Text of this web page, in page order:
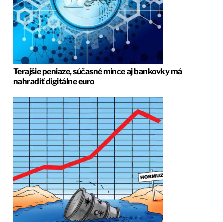
Terajšie peniaze, súčasné mince aj bankovky má
nahradiť digitálne euro